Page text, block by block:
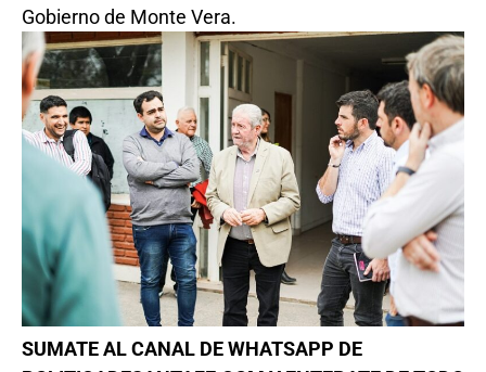
Gobierno de Monte Vera.
SUMATE AL CANAL DE WHATSAPP DE